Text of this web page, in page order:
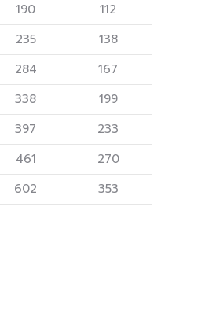
190
112
235
138
284
167
338
199
397
233
461
270
602 353